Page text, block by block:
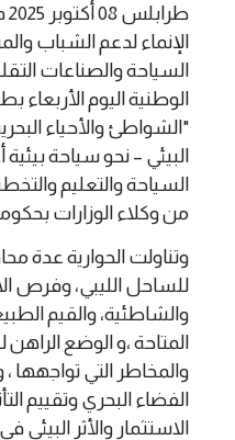
الإنماء لدعم الشباب
السياحة والصناعات
الوطنية اليوم الأربعاء
"الشواطئ والأحياء
البيئي – نحو سياحة
السياحة والتعليم
من وكلاء الوزارات
وتناولت الحوارية عدة
للساحل الليبي، وفرص
والشاطئية، والقيم
المتاحة ،و الوضع الراهن
والمخاطر التي تواجهها
الفضاء البحري وتقييم
الاستثمار والأثر البيئي